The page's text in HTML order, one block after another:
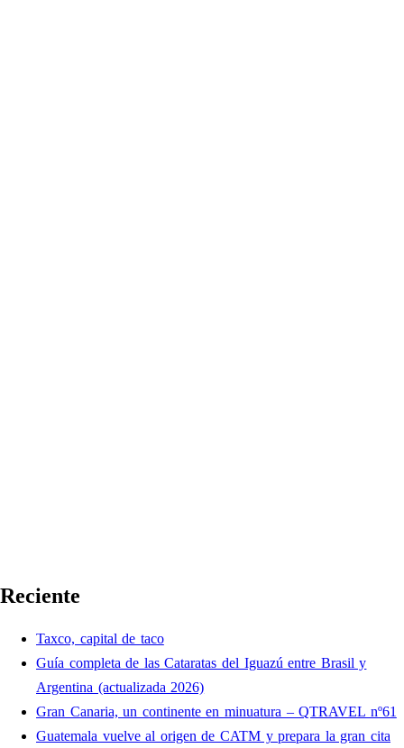
Reciente
Taxco, capital de taco
Guía completa de las Cataratas del Iguazú entre Brasil y
Argentina (actualizada 2026)
Gran Canaria, un continente en minuatura – QTRAVEL nº61
Guatemala vuelve al origen de CATM y prepara la gran cita